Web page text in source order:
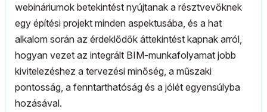
webináriumok betekintést nyújtanak a résztvevőknek
egy építési projekt minden aspektusába, és a hat
alkalom során az érdeklődők áttekintést kapnak arról,
hogyan vezet az integrált BIM-munkafolyamat jobb
kivitelezéshez a tervezési minőség, a műszaki
pontosság, a fenntarthatóság és a jólét egyensúlyba
hozásával.